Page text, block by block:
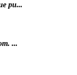
pu...
...